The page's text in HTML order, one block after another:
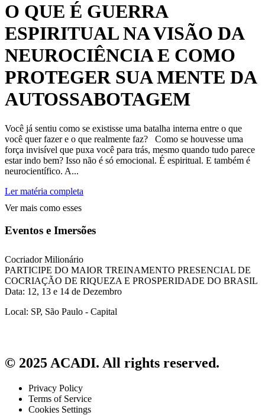
O QUE É GUERRA
ESPIRITUAL NA VISÃO DA
NEUROCIÊNCIA E COMO
PROTEGER SUA MENTE DA
AUTOSSABOTAGEM
Você já sentiu como se existisse uma batalha interna entre o que
você quer fazer e o que realmente faz? Como se houvesse uma
força invisível que puxa você para trás, mesmo quando tudo parece
estar indo bem? Isso não é só emocional. É espiritual. E também é
neurocientífico. A...
Ler matéria completa
Ver mais como esses
Eventos e Imersões
Cocriador Milionário
PARTICIPE DO MAIOR TREINAMENTO PRESENCIAL DE
COCRIAÇÃO DE RIQUEZA E PROSPERIDADE DO BRASIL
Data: 12, 13 e 14 de Dezembro
Local: SP, São Paulo - Capital
© 2025 ACADI. All rights reserved.
Privacy Policy
Terms of Service
Cookies Settings